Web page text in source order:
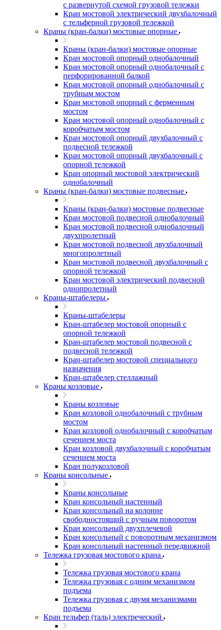
с развернутой схемой грузовой тележки
Кран мостовой электрический двухбалочный
с тельферной грузовой тележкой
Краны (кран-балки) мостовые опорные
Краны (кран-балки) мостовые опорные
Кран мостовой опорный однобалочный
Кран мостовой опорный однобалочный с
перфорированной балкой
Кран мостовой опорный однобалочный с
трубным мостом
Кран мостовой опорный с ферменным
мостом
Кран мостовой опорный однобалочный с
коробчатым мостом
Кран мостовой опорный двухбалочный с
подвесной тележкой
Кран мостовой опорный двухбалочный с
опорной тележкой
Кран опорный мостовой электрический
однобалочный
Краны (кран-балки) мостовые подвесные
Краны (кран-балки) мостовые подвесные
Кран мостовой подвесной однобалочный
Кран мостовой подвесной однобалочный
двухпролетный
Кран мостовой подвесной двухбалочный
многопролетный
Кран мостовой подвесной двухбалочный с
опорной тележкой
Кран мостовой электрический подвесной
однопролетный
Краны-штабелеры
Краны-штабелеры
Кран-штабелер мостовой опорный с
опорной тележкой
Кран-штабелер мостовой подвесной с
подвесной тележкой
Кран-штабелер мостовой специального
назначения
Кран-штабелер стеллажный
Краны козловые
Краны козловые
Кран козловой однобалочный с трубным
мостом
Кран козловой однобалочный с коробчатым
сечением моста
Кран козловой двухбалочный с коробчатым
сечением моста
Кран полукозловой
Краны консольные
Краны консольные
Кран консольный настенный
Кран консольный на колонне
свободностоящий с ручным поворотом
Кран консольный двухплечевой
Кран консольный с поворотным механизмом
Кран консольный настенный передвижной
Тележка грузовая мостового крана
Тележка грузовая мостового крана
Тележка грузовая с одним механизмом
подъема
Тележка грузовая с двумя механизмами
подъема
Кран тельфер (таль) электреческий